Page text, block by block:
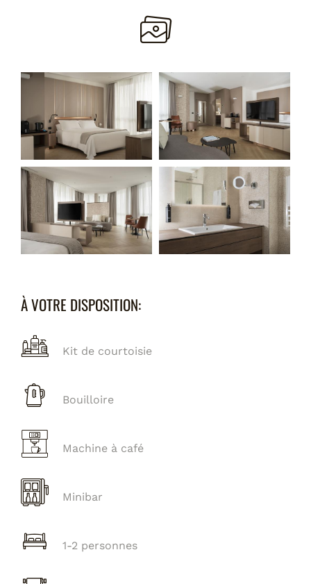
À VOTRE DISPOSITION:
Kit de courtoisie
Bouilloire
Machine à café
Minibar
1-2 personnes